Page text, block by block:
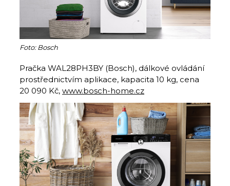
Foto: Bosch
Pračka WAL28PH3BY (Bosch), dálkové ovládání
prostřednictvím aplikace, kapacita 10 kg, cena
20 090 Kč, www.bosch-home.cz